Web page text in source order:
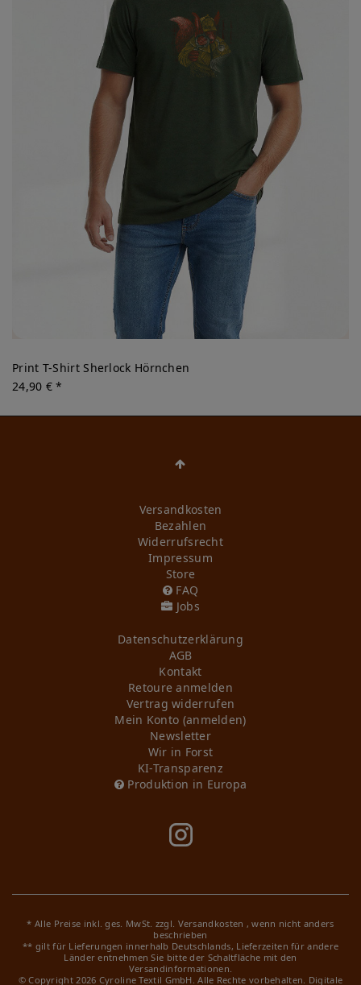
Print T-Shirt Sherlock Hörnchen
24,90 € *
Versandkosten
Bezahlen
Widerrufs­recht
Impressum
Store
FAQ
Jobs
Daten­schutz­erklärung
AGB
Kontakt
Retoure anmelden
Vertrag widerrufen
Mein Konto (anmelden)
Newsletter
Wir in Forst
KI-Transparenz
Produktion in Europa
* Alle Preise inkl. ges. MwSt. zzgl. Versandkosten , wenn nicht anders
beschrieben
** gilt für Lieferungen innerhalb Deutschlands, Lieferzeiten für andere
Länder entnehmen Sie bitte der Schaltfläche mit den
Versandinformationen.
© Copyright 2026 Cyroline Textil GmbH. Alle Rechte vorbehalten. Digitale